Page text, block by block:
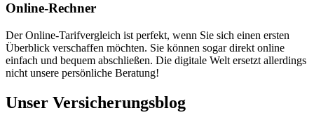
Online-Rechner
Der Online-Tarifvergleich ist perfekt, wenn Sie sich einen ersten
Überblick verschaffen möchten. Sie können sogar direkt online
einfach und bequem abschließen. Die digitale Welt ersetzt allerdings
nicht unsere persönliche Beratung!
Unser Versicherungsblog